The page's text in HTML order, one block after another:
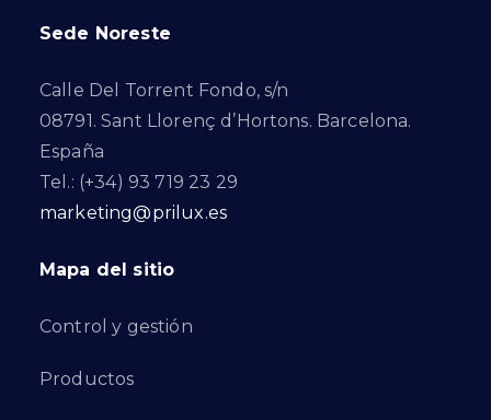
Sede Noreste
Calle Del Torrent Fondo, s/n
08791. Sant Llorenç d’Hortons. Barcelona.
España
Tel.: (+34) 93 719 23 29
marketing@prilux.es
Mapa del sitio
Control y gestión
Productos